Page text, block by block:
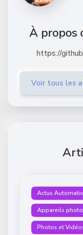
À propos
https://
Voir tous les
Actus
Appareils
Photos et